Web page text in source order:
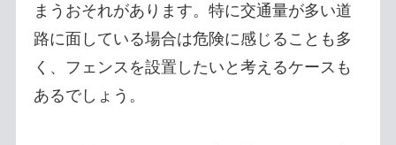
まうおそれがあります。特に交通量が多い道
路に面している場合は危険に感じることも多
く、フェンスを設置したいと考えるケースも
あるでしょう。